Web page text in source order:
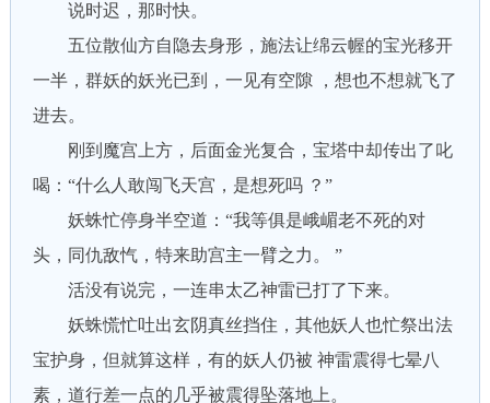
说时迟，那时快。
五位散仙方自隐去身形，施法让绵云幄的宝光移开
一半，群妖的妖光已到，一见有空隙 ，想也不想就飞了
进去。
刚到魔宫上方，后面金光复合，宝塔中却传出了叱
喝：“什么人敢闯飞天宫，是想死吗 ？”
妖蛛忙停身半空道：“我等俱是峨嵋老不死的对
头，同仇敌忾，特来助宫主一臂之力。 ”
活没有说完，一连串太乙神雷已打了下来。
妖蛛慌忙吐出玄阴真丝挡住，其他妖人也忙祭出法
宝护身，但就算这样，有的妖人仍被 神雷震得七晕八
素，道行差一点的几乎被震得坠落地上。